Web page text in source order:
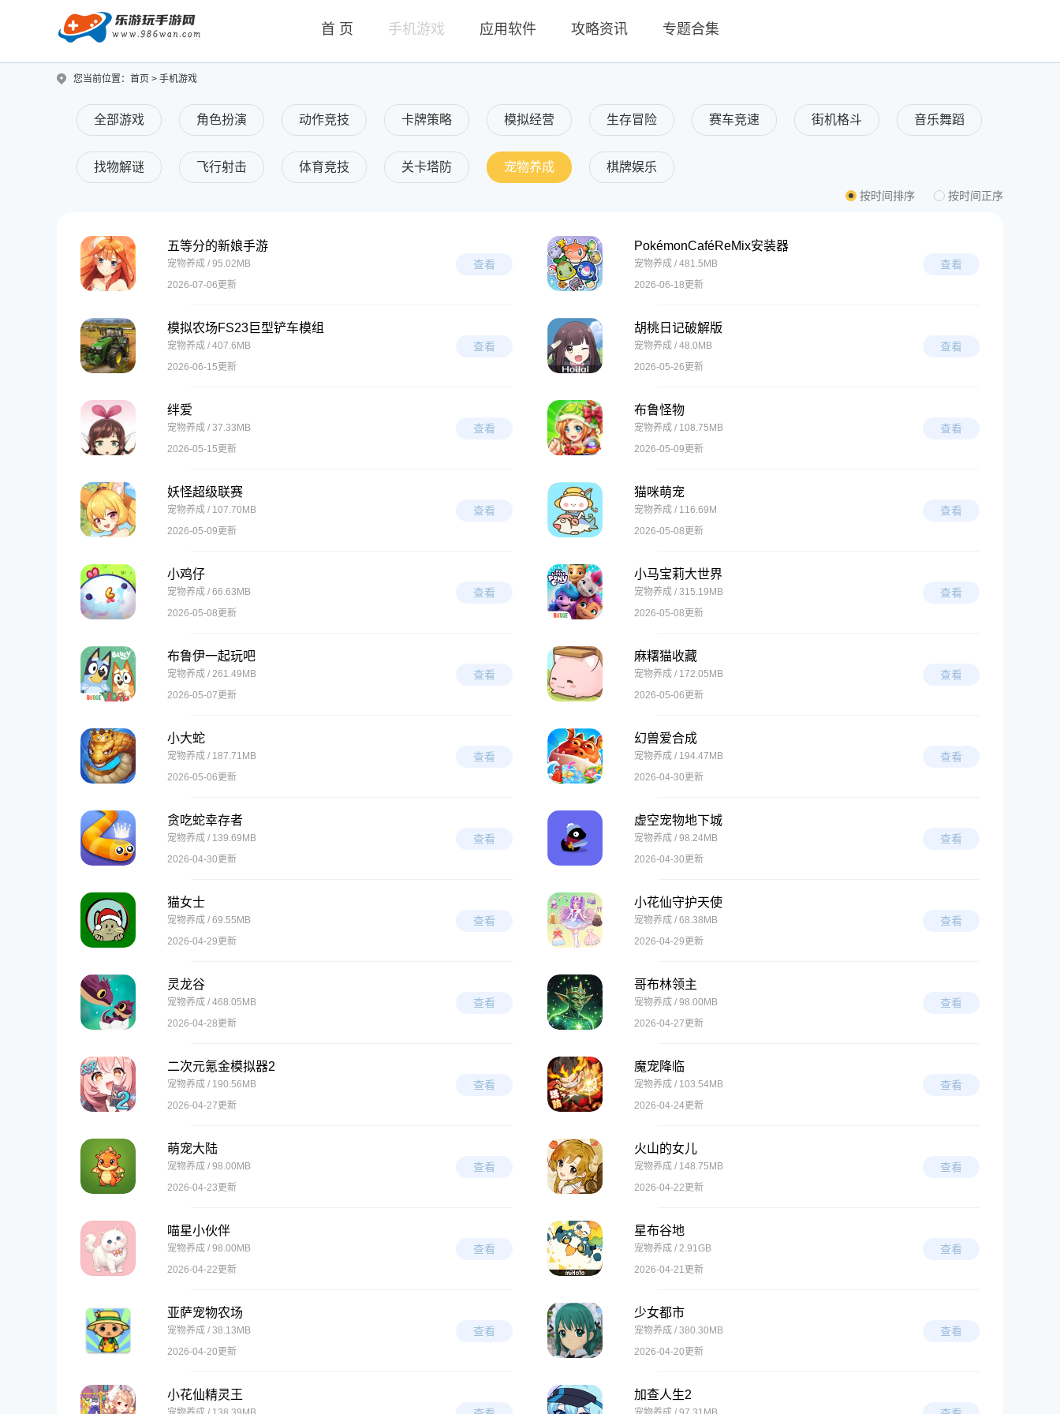
首 页 手机游戏 应用软件 攻略资讯 专题合集
您当前位置： 首页 > 手机游戏
全部游戏 角色扮演 动作竞技 卡牌策略 模拟经营 生存冒险 赛车竞速 街机格斗 音乐舞蹈
找物解谜 飞行射击 体育竞技 关卡塔防 宠物养成 棋牌娱乐
按时间排序 按时间正序
五等分的新娘手游
宠物养成 / 95.02MB
2026-07-06更新
查看
PokémonCaféReMix安装器
宠物养成 / 481.5MB
2026-06-18更新
查看
模拟农场FS23巨型铲车模组
宠物养成 / 407.6MB
2026-06-15更新
查看
胡桃日记破解版
宠物养成 / 48.0MB
2026-05-26更新
查看
绊爱
宠物养成 / 37.33MB
2026-05-15更新
查看
布鲁怪物
宠物养成 / 108.75MB
2026-05-09更新
查看
妖怪超级联赛
宠物养成 / 107.70MB
2026-05-09更新
查看
猫咪萌宠
宠物养成 / 116.69M
2026-05-08更新
查看
小鸡仔
宠物养成 / 66.63MB
2026-05-08更新
查看
小马宝莉大世界
宠物养成 / 315.19MB
2026-05-08更新
查看
布鲁伊一起玩吧
宠物养成 / 261.49MB
2026-05-07更新
查看
麻糬猫收藏
宠物养成 / 172.05MB
2026-05-06更新
查看
小大蛇
宠物养成 / 187.71MB
2026-05-06更新
查看
幻兽爱合成
宠物养成 / 194.47MB
2026-04-30更新
查看
贪吃蛇幸存者
宠物养成 / 139.69MB
2026-04-30更新
查看
虚空宠物地下城
宠物养成 / 98.24MB
2026-04-30更新
查看
猫女士
宠物养成 / 69.55MB
2026-04-29更新
查看
小花仙守护天使
宠物养成 / 68.38MB
2026-04-29更新
查看
灵龙谷
宠物养成 / 468.05MB
2026-04-28更新
查看
哥布林领主
宠物养成 / 98.00MB
2026-04-27更新
查看
二次元氪金模拟器2
宠物养成 / 190.56MB
2026-04-27更新
查看
魔宠降临
宠物养成 / 103.54MB
2026-04-24更新
查看
萌宠大陆
宠物养成 / 98.00MB
2026-04-23更新
查看
火山的女儿
宠物养成 / 148.75MB
2026-04-22更新
查看
喵星小伙伴
宠物养成 / 98.00MB
2026-04-22更新
查看
星布谷地
宠物养成 / 2.91GB
2026-04-21更新
查看
亚萨宠物农场
宠物养成 / 38.13MB
2026-04-20更新
查看
少女都市
宠物养成 / 380.30MB
2026-04-20更新
查看
小花仙精灵王 加查人生2